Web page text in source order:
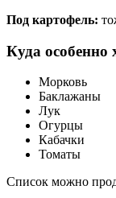
Под картофель:
Куда особенно
Морковь
Баклажаны
Лук
Огурцы
Кабачки
Томаты
Список можно